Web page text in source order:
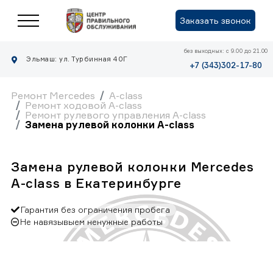
Заказать звонок
Эльмаш: ул. Турбинная 40Г
без выходных: с 9.00 до 21.00
+7 (343)302-17-80
Ремонт Mercedes
A-class
Ремонт ходовой A-class
Ремонт рулевого управления A-class
Замена рулевой колонки A-class
Замена рулевой колонки Mercedes
A-class в Екатеринбурге
Гарантия без ограничения пробега
Не навязывыем ненужные работы